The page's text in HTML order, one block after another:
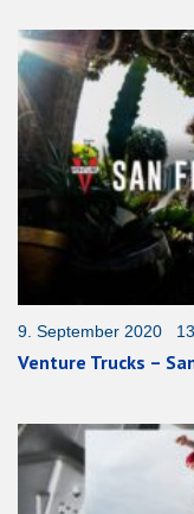
9. September 2020
Venture Trucks –